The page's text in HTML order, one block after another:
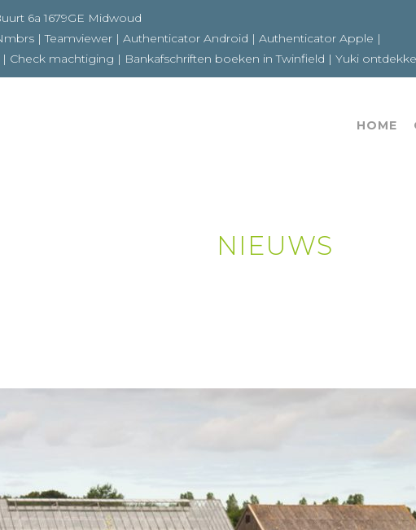
6a 1679GE Midwoud
|Teamviewer | Authenticator Android | Authenticator Apple |
| Check machtiging | Bankafschriften boeken in Twinfield | Yuki
HOME
NIEUWS